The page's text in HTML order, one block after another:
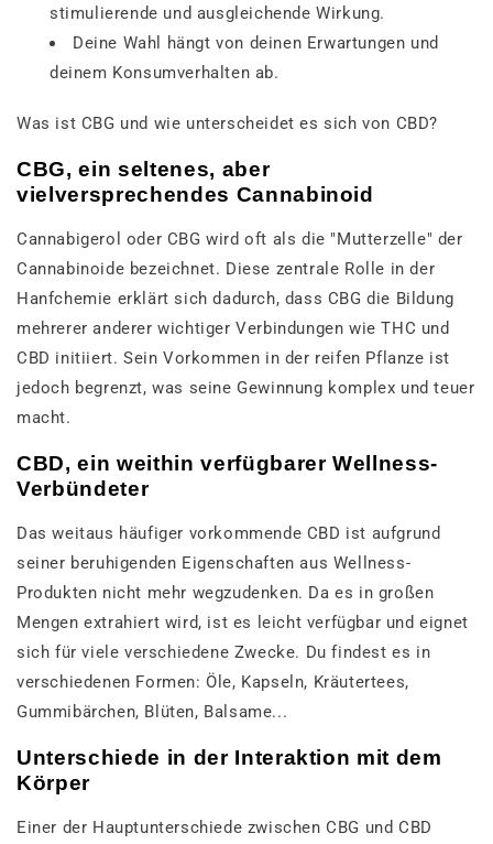
stimulierende und ausgleichende Wirkung.
Deine Wahl hängt von deinen Erwartungen und
deinem Konsumverhalten ab.
Was ist CBG und wie unterscheidet es sich von CBD?
CBG, ein seltenes, aber
vielversprechendes Cannabinoid
Cannabigerol oder CBG wird oft als die "Mutterzelle" der
Cannabinoide bezeichnet. Diese zentrale Rolle in der
Hanfchemie erklärt sich dadurch, dass CBG die Bildung
mehrerer anderer wichtiger Verbindungen wie THC und
CBD initiiert. Sein Vorkommen in der reifen Pflanze ist
jedoch begrenzt, was seine Gewinnung komplex und teuer
macht.
CBD, ein weithin verfügbarer Wellness-
Verbündeter
Das weitaus häufiger vorkommende CBD ist aufgrund
seiner beruhigenden Eigenschaften aus Wellness-
Produkten nicht mehr wegzudenken. Da es in großen
Mengen extrahiert wird, ist es leicht verfügbar und eignet
sich für viele verschiedene Zwecke. Du findest es in
verschiedenen Formen: Öle, Kapseln, Kräutertees,
Gummibärchen, Blüten, Balsame...
Unterschiede in der Interaktion mit dem
Körper
Einer der Hauptunterschiede zwischen CBG und CBD